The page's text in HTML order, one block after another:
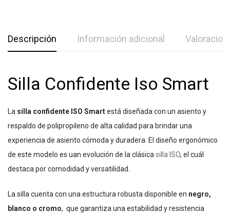
Descripción Información adicional
Silla Confidente Iso Smart
La silla confidente ISO Smartestá diseñada con un asiento y
respaldo de polipropileno de alta calidad para brindar una
experiencia de asiento cómoda y duradera. El diseño ergonómico
de este modelo es uan evolución de la clásica silla ISO, el cuál
destaca por comodidad y versatilidad.
La silla cuenta con una estructura robusta disponible en negro,
blanco o cromo, que garantiza una estabilidad y resistencia